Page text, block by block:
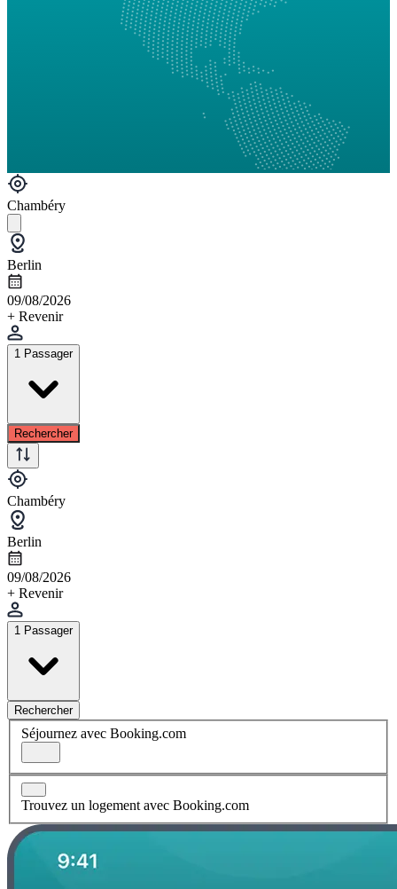
Chambéry
Berlin
09/08/2026
+ Revenir
1 Passager
Rechercher
Chambéry
Berlin
09/08/2026
+ Revenir
1 Passager
Rechercher
Séjournez avec Booking.com
Trouvez un logement avec Booking.com